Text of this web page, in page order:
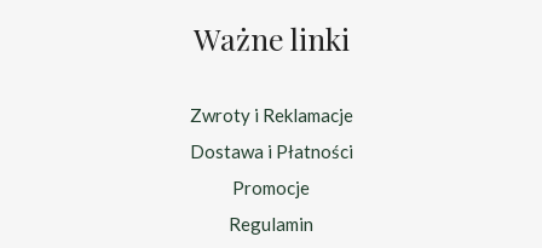
Ważne linki
Zwroty i Reklamacje
Dostawa i Płatności
Promocje
Regulamin